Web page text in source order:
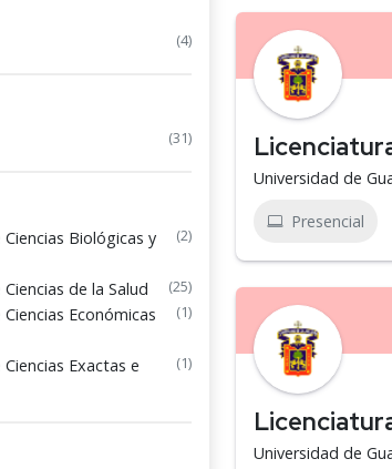
(4)
(31)
Biológicas y
(2)
de la Salud (25)
Económicas
(1)
Exactas e
(1)
Universidad de
Presencial
Universidad de